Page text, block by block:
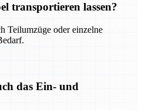
transportieren lassen?
Teilumzüge oder einzelne
das Ein- und